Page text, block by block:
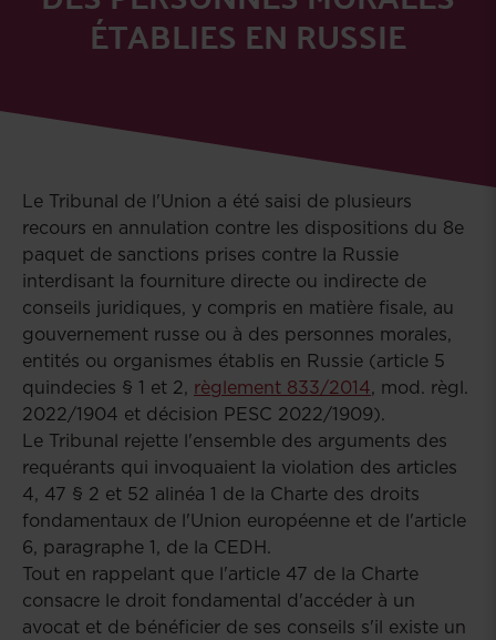
ÉTABLIES EN RUSSIE
Le Tribunal de l'Union a été saisi de plusieurs
recours en annulation contre les dispositions du 8e
paquet de sanctions prises contre la Russie
interdisant la fourniture directe ou indirecte de
conseils juridiques, y compris en matière fisale, au
gouvernement russe ou à des personnes morales,
entités ou organismes établis en Russie (article 5
quindecies § 1 et 2, règlement 833/2014, mod. règl.
2022/1904 et décision PESC 2022/1909).
Le Tribunal rejette l'ensemble des arguments des
requérants qui invoquaient la violation des articles
4, 47 § 2 et 52 alinéa 1 de la Charte des droits
fondamentaux de l'Union européenne et de l'article
6, paragraphe 1, de la CEDH.
Tout en rappelant que l'article 47 de la Charte
consacre le droit fondamental d'accéder à un
avocat et de bénéficier de ses conseils s'il existe un